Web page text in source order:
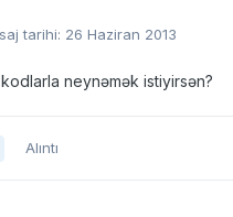
tarihi: 26 Haziran 2013
neynəmək istiyirsən?
Alıntı